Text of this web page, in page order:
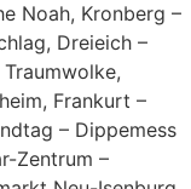
Noah, Kronberg –
Dreieich –
Frankurt –
– Dippemess
Zentrum –